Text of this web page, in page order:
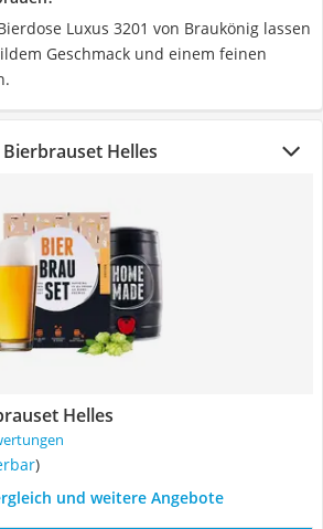
Luxus ‎3201 von Braukönig lassen
Geschmack und einem feinen
Helles
Helles
)
und weitere Angebote